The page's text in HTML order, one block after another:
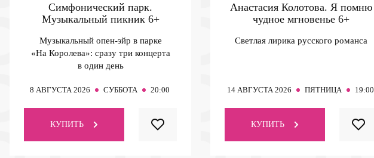
Симфонический парк.
Музыкальный пикник 6+
Музыкальный опен-эйр в парке
«На Королева»: сразу три концерта
в один день
8 АВГУСТА 2026 СУББОТА 20:00
КУПИТЬ
Анастасия Колотова. Я помню
чудное мгновенье 6+
Светлая лирика русского романса
14 АВГУСТА 2026 ПЯТНИЦА 19:00
КУПИТЬ